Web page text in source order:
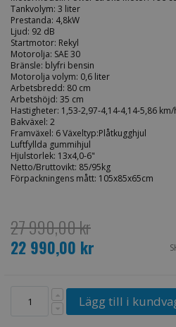
Tankvolym: 3 liter
Prestanda: 4,8kW
Ljud: 92 dB
Startmotor: Rekyl
Motorolja: SAE 30
Bränsle: blyfri bensin
Motorolja volym: 0,6 liter
Arbetsbredd: 80 cm
Arbetshöjd: 35 cm
Hastigheter: 1,53-2,97-4,14-4,14-5,86 km/
Bakväxel: 2
Framväxel: 6 Växeltyp:Plåtkugghjul
Luftfyllda gummihjul
Hjulstorlek: 13x4,0-6"
Netto/Bruttovikt: 85/95kg
Förpackningens mått: 105x85x65cm
27 990,00 kr
Special
Price
22 990,00 kr
Lägg till i